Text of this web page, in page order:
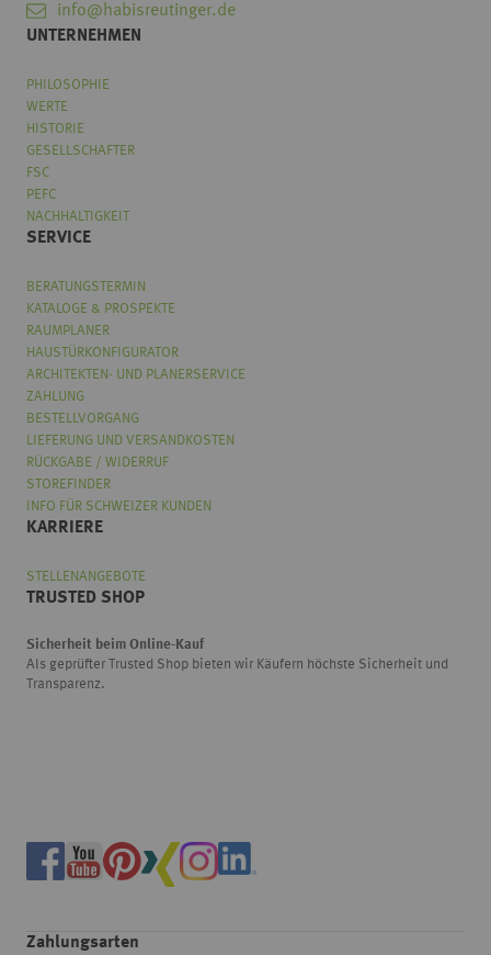
info@habisreutinger.de
UNTERNEHMEN
PHILOSOPHIE
WERTE
HISTORIE
GESELLSCHAFTER
FSC
PEFC
NACHHALTIGKEIT
SERVICE
BERATUNGSTERMIN
KATALOGE & PROSPEKTE
RAUMPLANER
HAUSTÜRKONFIGURATOR
ARCHITEKTEN- UND PLANERSERVICE
ZAHLUNG
BESTELLVORGANG
LIEFERUNG UND VERSANDKOSTEN
RÜCKGABE / WIDERRUF
STOREFINDER
INFO FÜR SCHWEIZER KUNDEN
KARRIERE
STELLENANGEBOTE
TRUSTED SHOP
Sicherheit beim Online-Kauf
Als geprüfter Trusted Shop bieten wir Käufern höchste Sicherheit und
Transparenz.
Zahlungsarten